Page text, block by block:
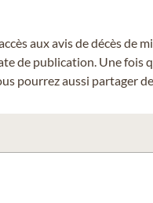
aux avis de décès
de publication. Une fois
pourrez aussi partager